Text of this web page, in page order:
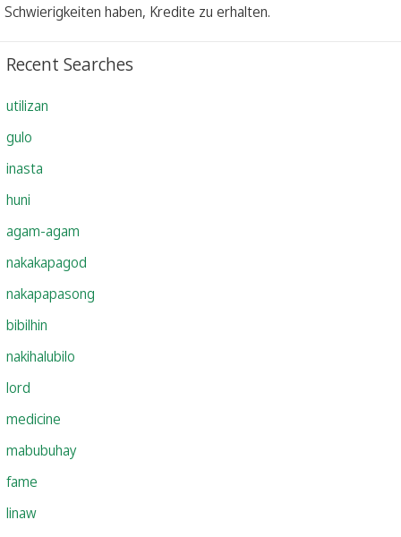
Schwierigkeiten haben, Kredite zu erhalten.
Recent Searches
utilizan
gulo
inasta
huni
agam-agam
nakakapagod
nakapapasong
bibilhin
nakihalubilo
lord
medicine
mabubuhay
fame
linaw